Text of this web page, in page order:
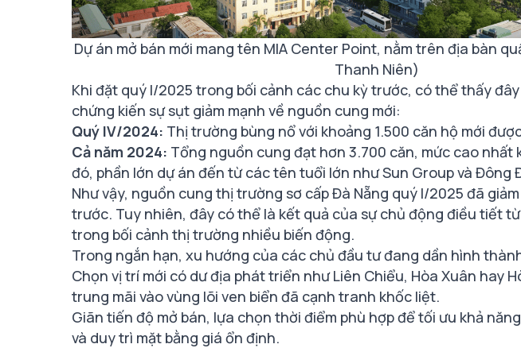
Dự án mở bán mới mang tên MIA Center Point, nằm trên địa bàn
Thanh Niên)
Khi đặt quý I/2025 trong bối cảnh các chu kỳ trước, có thể thấy
chứng kiến sự sụt giảm mạnh về nguồn cung mới:
Quý IV/2024: Thị trường bùng nổ với khoảng 1.500 căn hộ mới
Cả năm 2024: Tổng nguồn cung đạt hơn 3.700 căn, mức cao nhất
đó, phần lớn dự án đến từ các tên tuổi lớn như Sun Group và Đông
Như vậy, nguồn cung thị trường sơ cấp Đà Nẵng quý I/2025 đã
trước. Tuy nhiên, đây có thể là kết quả của sự chủ động điều tiết
trong bối cảnh thị trường nhiều biến động.
Trong ngắn hạn, xu hướng của các chủ đầu tư đang dần hình
Chọn vị trí mới có dư địa phát triển như Liên Chiểu, Hòa Xuân hay
trung mãi vào vùng lõi ven biển đã cạnh tranh khốc liệt.
Giãn tiến độ mở bán, lựa chọn thời điểm phù hợp để tối ưu khả
và duy trì mặt bằng giá ổn định.